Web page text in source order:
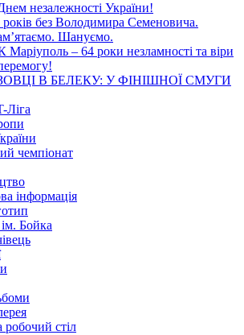
незалежності України!
років без Володимира Семеновича.
Шануємо.
Маріуполь – 64 роки незламності та віри
В БЕЛЕКУ: У ФІНІШНОЇ СМУГИ
Ліга
чемпіонат
інформація
Бойка
стіл